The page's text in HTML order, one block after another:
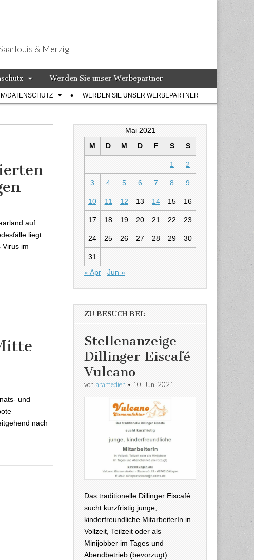
& Merzig
Werden Sie unser Werbepartner
DATENSCHUTZ WERDEN SIE UNSER WERBEPARTNER
auf
liegt
Virus im
und
nach
Mai 2021
M
D M D F S S
1 2
3 4 5 6 7 8 9
10 11 12 13 14 15 16
17 18 19 20 21 22 23
24 25 26 27 28 29 30
31
« Apr
Jun »
ZU BESUCH BEI:
Stellenanzeige
Dillinger Eiscafé
Vulcano
von aramedien • 10. Juni 2021
Das traditionelle Dillinger Eiscafé
sucht kurzfristig junge,
kinderfreundliche MitarbeiterIn in
Vollzeit, Teilzeit oder als
Minijobber im Tages und
Abendbetrieb (bevorzugt)